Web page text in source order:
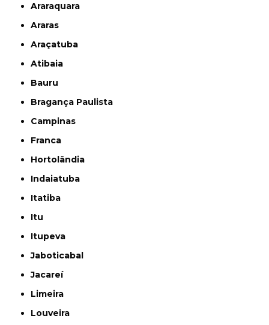
Araraquara
Araras
Araçatuba
Atibaia
Bauru
Bragança Paulista
Campinas
Franca
Hortolândia
Indaiatuba
Itatiba
Itu
Itupeva
Jaboticabal
Jacareí
Limeira
Louveira